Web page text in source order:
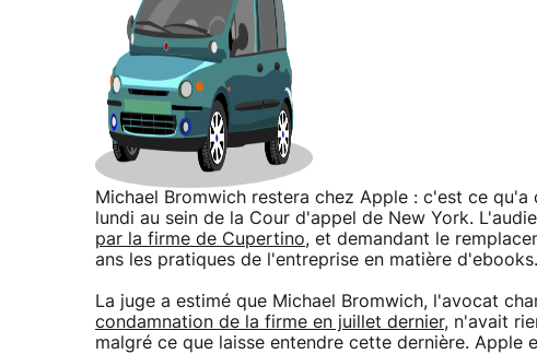
Michael Bromwich restera chez Apple : c'est ce
lundi au sein de la Cour d'appel de New York.
par la firme de Cupertino, et demandant le
ans les pratiques de l'entreprise en matière d'ebooks.
La juge a estimé que Michael Bromwich, l'avocat
condamnation de la firme en juillet dernier, n'avait
malgré ce que laisse entendre cette dernière.